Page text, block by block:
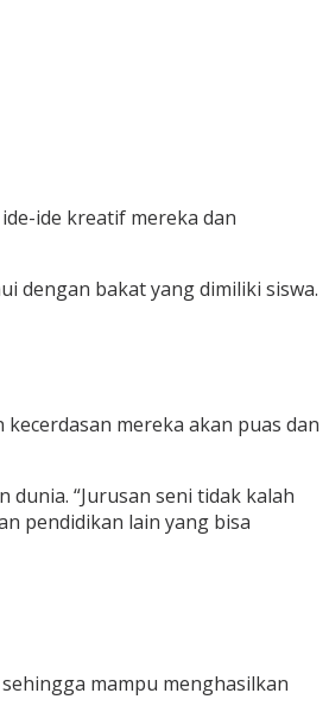
ide kreatif mereka dan
dengan bakat yang dimiliki siswa.
mereka akan puas dan
“Jurusan seni tidak kalah
pendidikan lain yang bisa
mampu menghasilkan